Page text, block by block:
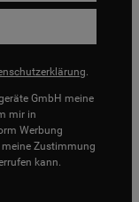
.
GmbH meine
mir in
Werbung
Zustimmung
kann.